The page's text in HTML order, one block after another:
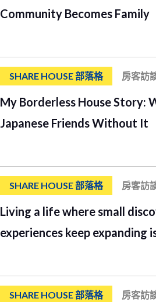
Community Becomes Family
SHARE HOUSE 部落格 房客訪
My Borderless House Story:
Japanese Friends Without It
SHARE HOUSE 部落格 房客訪
Living a life where small
experiences keep expanding
SHARE HOUSE 部落格 房客訪